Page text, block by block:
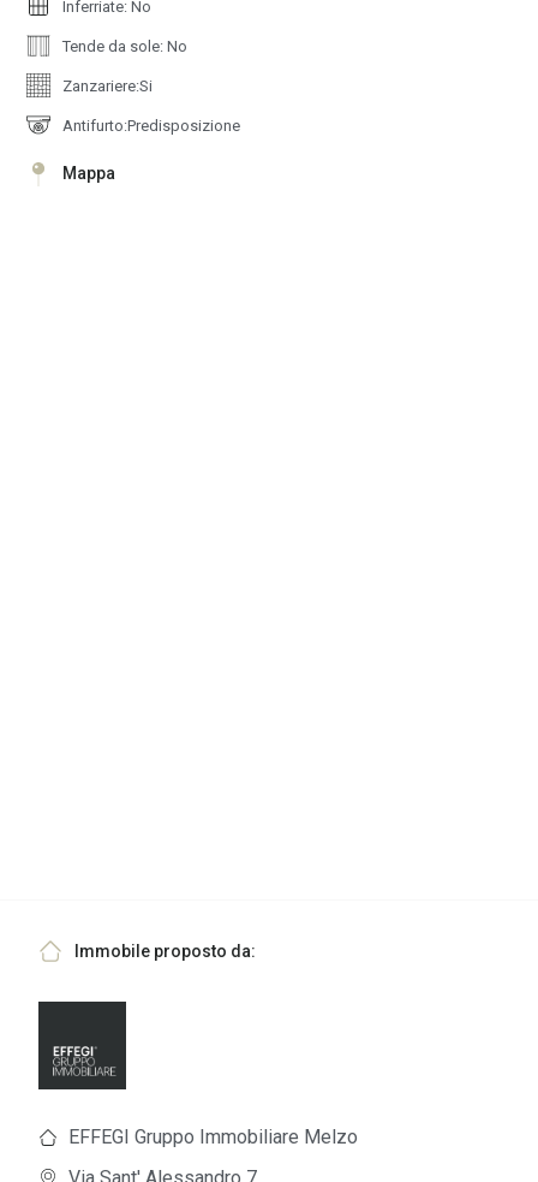
Inferriate: No
Tende da sole: No
Zanzariere:Si
Antifurto:Predisposizione
Mappa
Immobile proposto da:
EFFEGI Gruppo Immobiliare Melzo